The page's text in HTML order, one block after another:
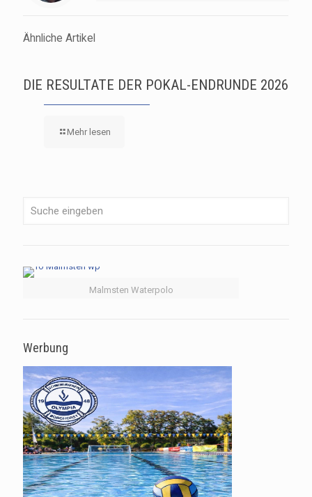
Ähnliche Artikel
DIE RESULTATE DER POKAL-ENDRUNDE 2026
Mehr lesen
Malmsten Waterpolo
Werbung